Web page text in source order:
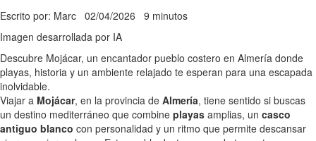
Escrito por: Marc 02/04/2026 9 minutos
Imagen desarrollada por IA
Descubre Mojácar, un encantador pueblo costero en Almería donde
playas, historia y un ambiente relajado te esperan para una escapada
inolvidable.
Viajar a Mojácar, en la provincia de Almería, tiene sentido si buscas
un destino mediterráneo que combine playas amplias, un casco
antiguo blanco con personalidad y un ritmo que permite descansar